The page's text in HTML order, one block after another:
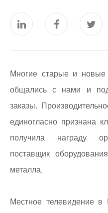
Многие старые и
общались с нами и
заказы.
единогласно признана
получила награду
поставщик
металла.
Местное телевидение